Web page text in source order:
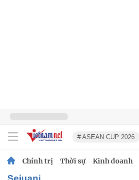
# ASEAN CUP 2026
Chính trị Thời sự Kinh doanh